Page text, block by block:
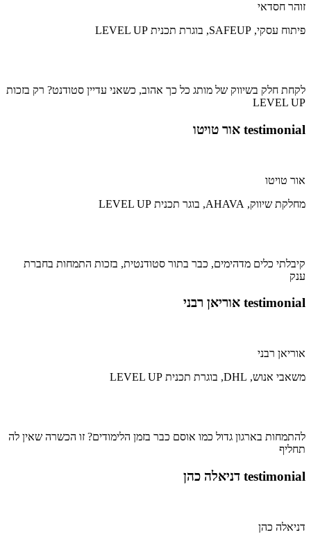
זוהר חסדאי
פיתוח עסקי, SAFEUP, בוגרת תכנית LEVEL UP
לקחת חלק בשיווק של מותג כל כך אהוב, כשאני עדיין סטודנט? רק בזכות
LEVEL UP
testimonial אור טויטו
אור טויטו
מחלקת שיווק, AHAVA, בוגר תכנית LEVEL UP
קיבלתי כלים מדהימים, כבר בתור סטודנטית, בזכות התמחות בחברת
ענק
testimonial אוריאן רבני
אוריאן רבני
משאבי אנוש, DHL, בוגרת תכנית LEVEL UP
להתמחות בארגון גדול כמו אוסם כבר בזמן הלימודים? זו הכשרה שאין לה
תחליף
testimonial דניאלה כהן
דניאלה כהן